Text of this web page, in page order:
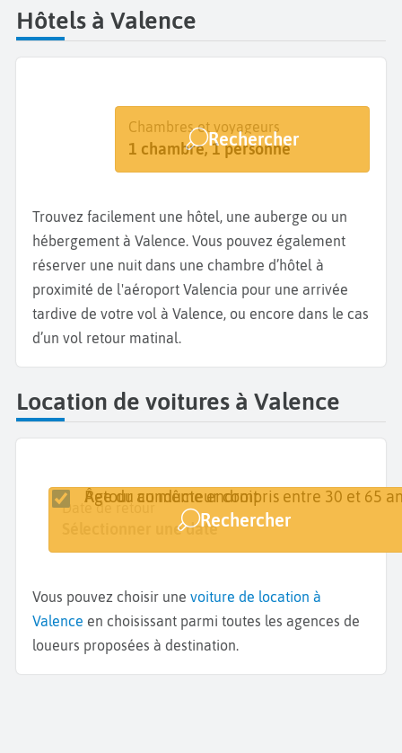
Hôtels à Valence
Destination
Valence
Dates
Dates de votre séjour
Chambres et voyageurs
1 chambre, 1 personne
Rechercher
Trouvez facilement une hôtel, une auberge ou un
hébergement à Valence. Vous pouvez également
réserver une nuit dans une chambre d’hôtel à
proximité de l'aéroport Valencia pour une arrivée
tardive de votre vol à Valence, ou encore dans le cas
d’un vol retour matinal.
Location de voitures à Valence
Lieu de retrait
Date de retrait
Sélectionner une date
Date de retour
Sélectionner une date
Retour au même endroit
Âge du conducteur compris entre 30 et 65
Rechercher
Vous pouvez choisir une voiture de location à
Valence en choisissant parmi toutes les agences de
loueurs proposées à destination.